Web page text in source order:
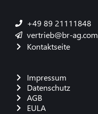
+49 89 21111848
vertrieb@br-ag.com
Kontaktseite
Impressum
Datenschutz
AGB
EULA